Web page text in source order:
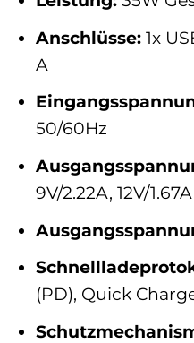
Anschlüsse: 1x
A
50/60Hz
9V/2.22A, 12V/1.67A
(PD), Quick